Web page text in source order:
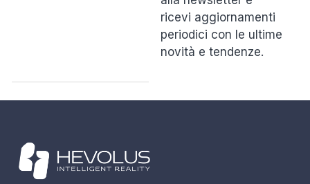
ricevi aggiornamenti
periodici con le ultime
novità e tendenze.